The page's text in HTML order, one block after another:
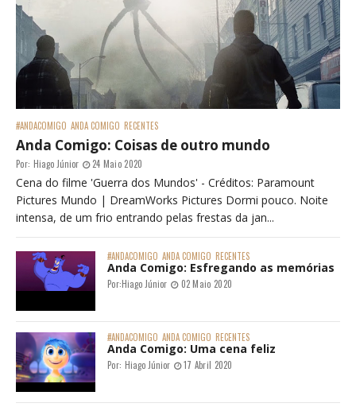
#ANDACOMIGO ANDA COMIGO RECENTES
Anda Comigo: Coisas de outro mundo
Por: Hiago Júnior 24 Maio 2020
Cena do filme 'Guerra dos Mundos' - Créditos: Paramount
Pictures Mundo | DreamWorks Pictures Dormi pouco. Noite
intensa, de um frio entrando pelas frestas da jan...
#ANDACOMIGO ANDA COMIGO RECENTES
Anda Comigo: Esfregando as memórias
Por:Hiago Júnior 02 Maio 2020
#ANDACOMIGO ANDA COMIGO RECENTES
Anda Comigo: Uma cena feliz
Por: Hiago Júnior 17 Abril 2020